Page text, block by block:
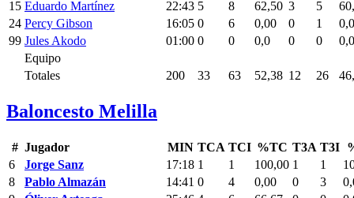
15 Eduardo Martínez 22:43 5 8 62,50 3 5
24 Percy Gibson 16:05 0 6 0,00 0 1
99 Jules Akodo 01:00 0 0 0,0 0 0
0,0
Equipo
Totales
200 33 63 52,38 12 26
Baloncesto Melilla
# Jugador MIN TCA TCI %TC T3A T3I
6
Jorge Sanz 17:18 1 1 100,00 1 1
8
Pablo Almazán 14:41 0 4 0,00 0 3